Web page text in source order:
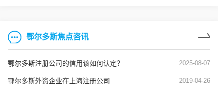
鄂尔多斯焦点咨讯
鄂尔多斯注册公司的信用该如何认定？ 2025-08-07
鄂尔多斯外资企业在上海注册公司 2019-04-26